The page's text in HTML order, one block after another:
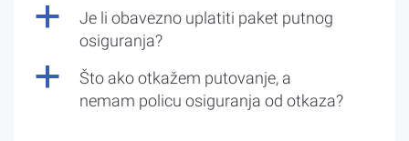
a
Je li obavezno uplatiti paket putnog
osiguranja?
a
Što ako otkažem putovanje, a
nemam policu osiguranja od otkaza?